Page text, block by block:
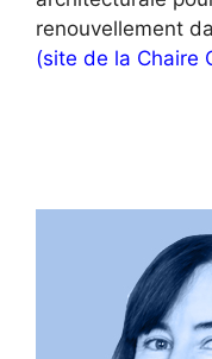
renouvellement
(site de la Chaire